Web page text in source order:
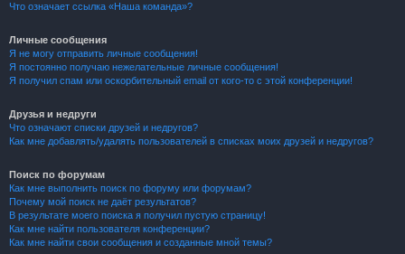
Что означает ссылка «Наша команда»?
Личные сообщения
Я не могу отправить личные сообщения!
Я постоянно получаю нежелательные личные сообщения!
Я получил спам или оскорбительный email от кого-то с этой конференции!
Друзья и недруги
Что означают списки друзей и недругов?
Как мне добавлять/удалять пользователей в списках моих друзей и недругов?
Поиск по форумам
Как мне выполнить поиск по форуму или форумам?
Почему мой поиск не даёт результатов?
В результате моего поиска я получил пустую страницу!
Как мне найти пользователя конференции?
Как мне найти свои сообщения и созданные мной темы?